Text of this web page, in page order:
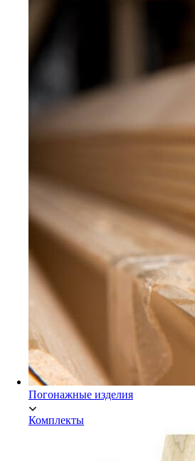
Погонажные изделия
Комплекты
Мебельный щит Сосна/Ель
Мебельный щит АВ сращенный